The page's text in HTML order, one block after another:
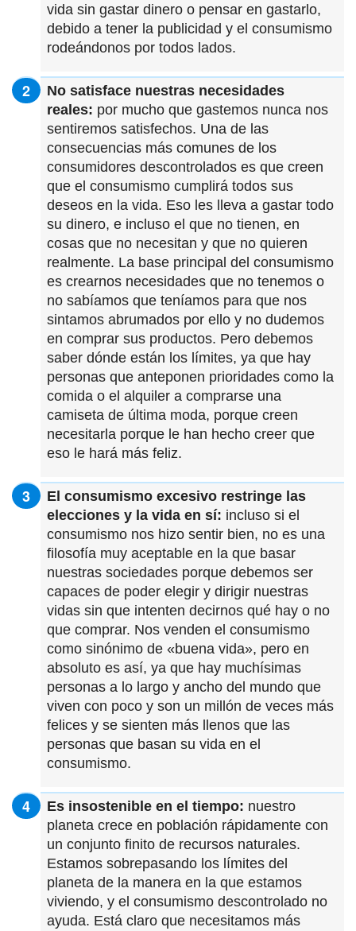
vida sin gastar dinero o pensar en gastarlo,
debido a tener la publicidad y el consumismo
rodeándonos por todos lados.
No satisface nuestras necesidades
reales: por mucho que gastemos nunca nos
sentiremos satisfechos. Una de las
consecuencias más comunes de los
consumidores descontrolados es que creen
que el consumismo cumplirá todos sus
deseos en la vida. Eso les lleva a gastar todo
su dinero, e incluso el que no tienen, en
cosas que no necesitan y que no quieren
realmente. La base principal del consumismo
es crearnos necesidades que no tenemos o
no sabíamos que teníamos para que nos
sintamos abrumados por ello y no dudemos
en comprar sus productos. Pero debemos
saber dónde están los límites, ya que hay
personas que anteponen prioridades como la
comida o el alquiler a comprarse una
camiseta de última moda, porque creen
necesitarla porque le han hecho creer que
eso le hará más feliz.
El consumismo excesivo restringe las
elecciones y la vida en sí: incluso si el
consumismo nos hizo sentir bien, no es una
filosofía muy aceptable en la que basar
nuestras sociedades porque debemos ser
capaces de poder elegir y dirigir nuestras
vidas sin que intenten decirnos qué hay o no
que comprar. Nos venden el consumismo
como sinónimo de «buena vida», pero en
absoluto es así, ya que hay muchísimas
personas a lo largo y ancho del mundo que
viven con poco y son un millón de veces más
felices y se sienten más llenos que las
personas que basan su vida en el
consumismo.
Es insostenible en el tiempo: nuestro
planeta crece en población rápidamente con
un conjunto finito de recursos naturales.
Estamos sobrepasando los límites del
planeta de la manera en la que estamos
viviendo, y el consumismo descontrolado no
ayuda. Está claro que necesitamos más